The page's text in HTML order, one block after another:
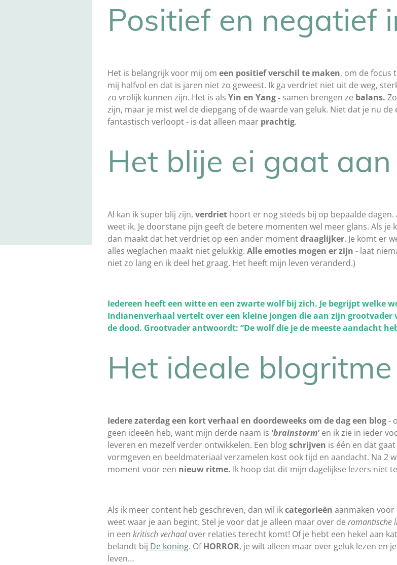
Positief en negatief
Het is belangrijk voor mij om een positief verschil te maken, om de focus
mij halfvol en dat is jaren niet zo geweest. Ik ga verdriet niet uit de weg,
zo vrolijk kunnen zijn. Het is als Yin en Yang - samen brengen ze balans.
zijn, maar je mist wel de diepgang of de waarde van geluk. Niet dat je nu
fantastisch verloopt - is dat alleen maar prachtig.
Het blije ei gaat
Al kan ik super blij zijn, verdriet hoort er nog steeds bij op bepaalde
weet ik. Je doorstane pijn geeft de betere momenten wel meer glans. Als je
dan maakt dat het verdriet op een ander momentdraaglijker. Je komt er
alles weglachen maakt niet gelukkig. Alle emoties mogen er zijn - laat
niet zo lang en ik deel het graag. Het heeft mijn leven veranderd.)
Iedereen heeft een witte en een zwarte wolf bij zich. Je begrijpt welke
Indianenverhaal vertelt over een kleine jongen die aan zijn
de dood. Grootvader antwoordt: “De wolf die je de meeste aandacht
Het ideale
Iedere zaterdag een kort verhaal en doordeweeks om de dag een blog-
geen ideeën heb, want mijn derde naam is 'brainstorm' en ik zie in ieder
leveren en mezelf verder ontwikkelen. Een blogschrijven is één en dat
vormgeven en beeldmateriaal verzamelen kost ook tijd en aandacht. Na 2
moment voor een nieuw ritme. Ik hoop dat dit mijn dagelijkse lezers niet
Als ik meer content heb geschreven, dan wil ikcategorieën aanmaken
weet waar je aan begint. Stel je voor dat je alleen maar over de romantische
in een kritisch verhaalover relaties terecht komt! Of je hebt een hekel aan
belandt bij De koning. OfHORROR, je wilt alleen maar over geluk lezen en
leven…